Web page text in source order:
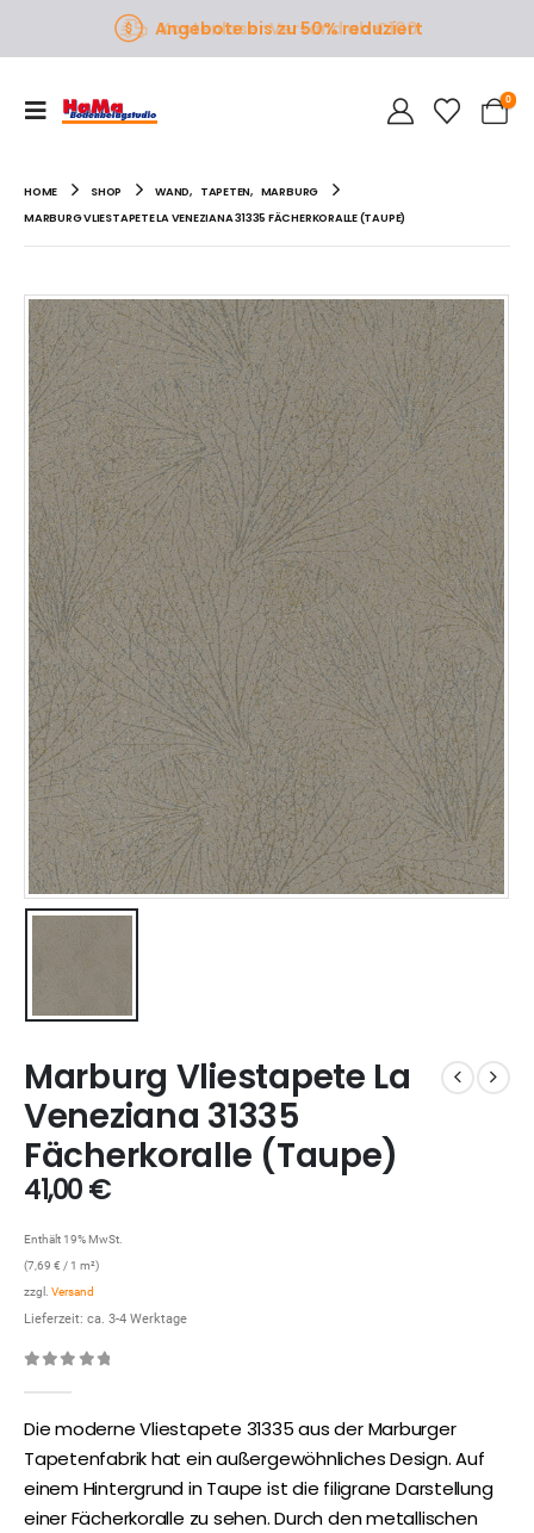
Angebote bis zu 50% reduziert
0
HOME SHOP WAND, TAPETEN, MARBURG
MARBURG VLIESTAPETE LA VENEZIANA 31335 FÄCHERKORALLE (TAUPE)
Marburg Vliestapete La
Veneziana 31335
Fächerkoralle (Taupe)
41,00€
Enthält 19% MwSt.
(7,69 € / 1 m²)
zzgl. Versand
Lieferzeit: ca. 3-4 Werktage
Die moderne Vliestapete 31335 aus der Marburger
Tapetenfabrik hat ein außergewöhnliches Design. Auf
einem Hintergrund in Taupe ist die filigrane Darstellung
einer Fächerkoralle zu sehen. Durch den metallischen